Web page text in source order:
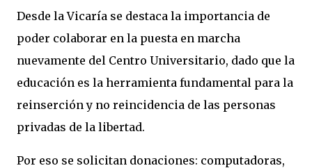
Desde la Vicaría se destaca la importancia de
poder colaborar en la puesta en marcha
nuevamente del Centro Universitario, dado que la
educación es la herramienta fundamental para la
reinserción y no reincidencia de las personas
privadas de la libertad.
Por eso se solicitan donaciones: computadoras,